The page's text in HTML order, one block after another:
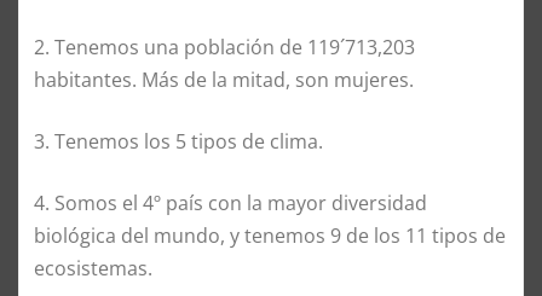
2. Tenemos una población de 119´713,203
habitantes. Más de la mitad, son mujeres.
3. Tenemos los 5 tipos de clima.
4. Somos el 4º país con la mayor diversidad
biológica del mundo, y tenemos 9 de los 11 tipos de
ecosistemas.